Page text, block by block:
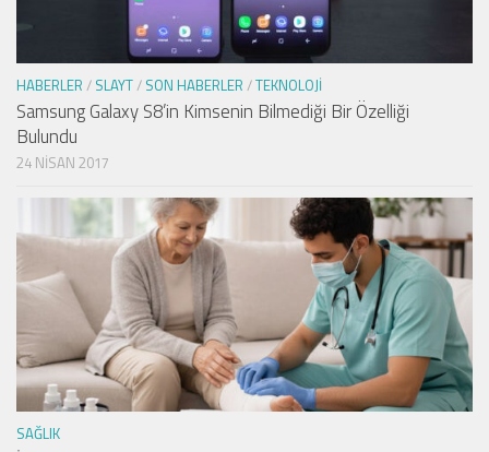
HABERLER / SLAYT/ SON HABERLER /TEKNOLOJI
Samsung Galaxy S8’in Kimsenin Bilmediği Bir Özelliği
Bulundu
24 NISAN 2017
SAĞLIK